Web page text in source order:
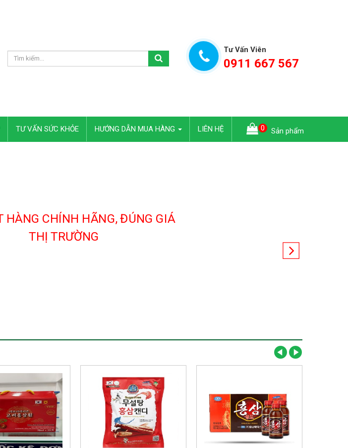
Tư Vấn Viên
0911 667 567
TƯ VẤN SỨC KHỎE HƯỚNG DẪN MUA HÀNG LIÊN HỆ Sản phẩm
0